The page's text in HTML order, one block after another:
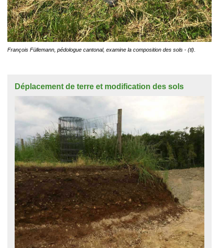
François Füllemann, pédologue cantonal, examine la composition des sols - (tl).
Déplacement de terre et modification des sols